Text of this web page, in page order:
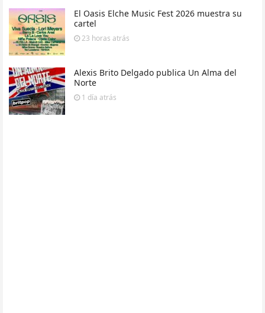
El Oasis Elche Music Fest 2026 muestra su
cartel
23 horas atrás
Alexis Brito Delgado publica Un Alma del
Norte
1 día atrás